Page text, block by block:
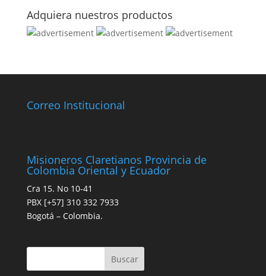
Adquiera nuestros productos
Correo Institucional
Misioneros Claretianos Provincia de
Colombia Oriental y Ecuador
Cra 15. No 10-41
PBX [+57] 310 332 7933
Bogotá – Colombia.